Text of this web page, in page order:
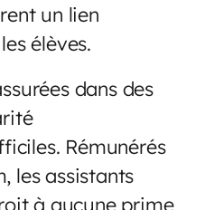
un lien
élèves.
dans des
Rémunérés
les assistants
à aucune prime